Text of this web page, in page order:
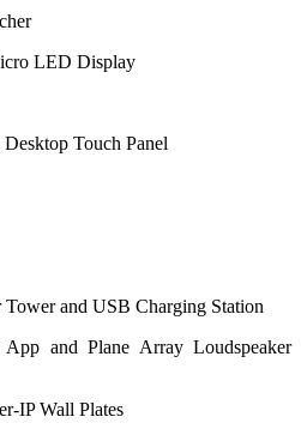
LED Display
Touch Panel
and USB Charging Station
and Plane Array Loudspeaker
IP Wall Plates